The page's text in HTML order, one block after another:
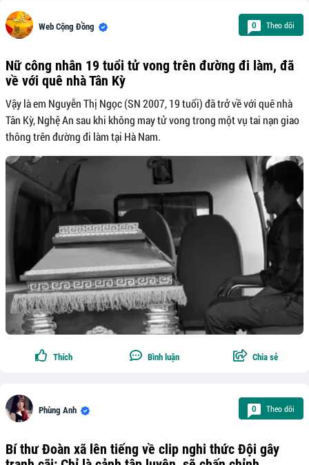
Web Cộng Đồng 0 Theo dõi
Nữ công nhân 19 tuổi tử vong trên đường đi làm, đã
về với quê nhà Tân Kỳ
Vậy là em Nguyễn Thị Ngọc (SN 2007, 19 tuổi) đã trở về với quê nhà
Tân Kỳ, Nghệ An sau khi không may tử vong trong một vụ tai nạn giao
thông trên đường đi làm tại Hà Nam.
Thích Bình luận Chia sẻ
Phùng Anh 0 Theo dõi
Bí thư Đoàn xã lên tiếng về clip nghi thức Đội gây